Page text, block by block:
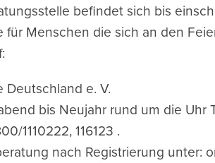
befindet sich bis
für Menschen die sich an den
Deutschland e. V.
bis Neujahr rund um die Uhr
1110222, 116123 .
nach Registrierung unter: